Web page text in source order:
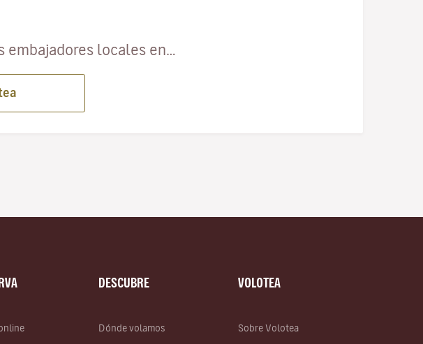
embajadores locales en…
DESCUBRE
Dónde volamos
VOLOTEA
Sobre Volotea